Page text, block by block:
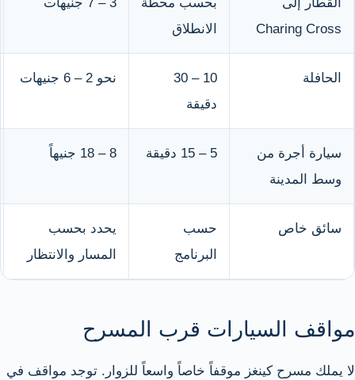
Charing Cross
الانطلاق
الحافلة
10 – 30
دقيقة
نحو 2 – 6 جنيهات
سيارة أجرة من
وسط المدينة
5 – 15 دقيقة 8 – 18 جنيهاً
سائق خاص
حسب
البرنامج
يحدد بحسب
المسار والانتظار
مواقف السيارات قرب المسرح
لا يملك مسرح كينغز موقفاً خاصاً واسعاً للزوار. توجد مواقف في